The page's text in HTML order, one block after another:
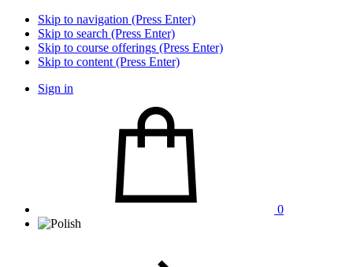
Skip to navigation (Press Enter)
Skip to search (Press Enter)
Skip to course offerings (Press Enter)
Skip to content (Press Enter)
Sign in
0